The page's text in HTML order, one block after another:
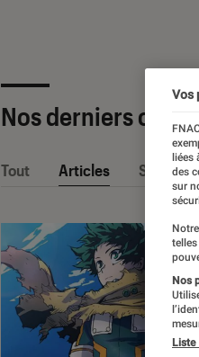
Nos derniers
Tout Articles
Vos
des
sur
Nos
Liste